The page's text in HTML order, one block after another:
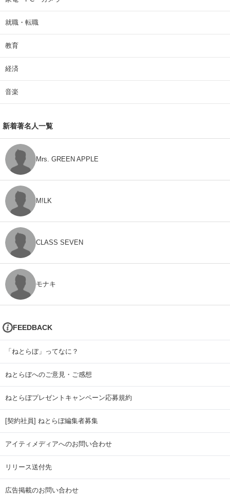
就職・転職
教育
経済
音楽
新着著名人一覧
Mrs. GREEN APPLE
M!LK
CLASS SEVEN
モナキ
FEEDBACK
「ねとらぼ」ってなに？
ねとらぼへのご意見・ご感想
ねとらぼプレゼントキャンペーン応募規約
[契約社員] ねとらぼ編集者募集
アイティメディアへのお問い合わせ
リリース送付先
広告掲載のお問い合わせ